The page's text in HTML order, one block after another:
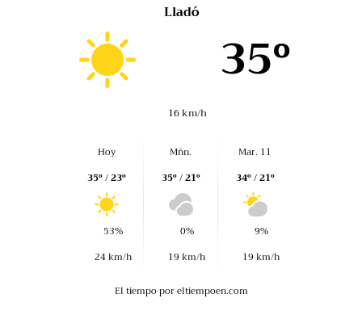
Lladó
35º
16 km/h
Hoy
35º / 23º
53%
24 km/h
Mñn.
35º / 21º
0%
19 km/h
Mar. 11
34º / 21º
9%
19 km/h
El tiempopor eltiempoen.com